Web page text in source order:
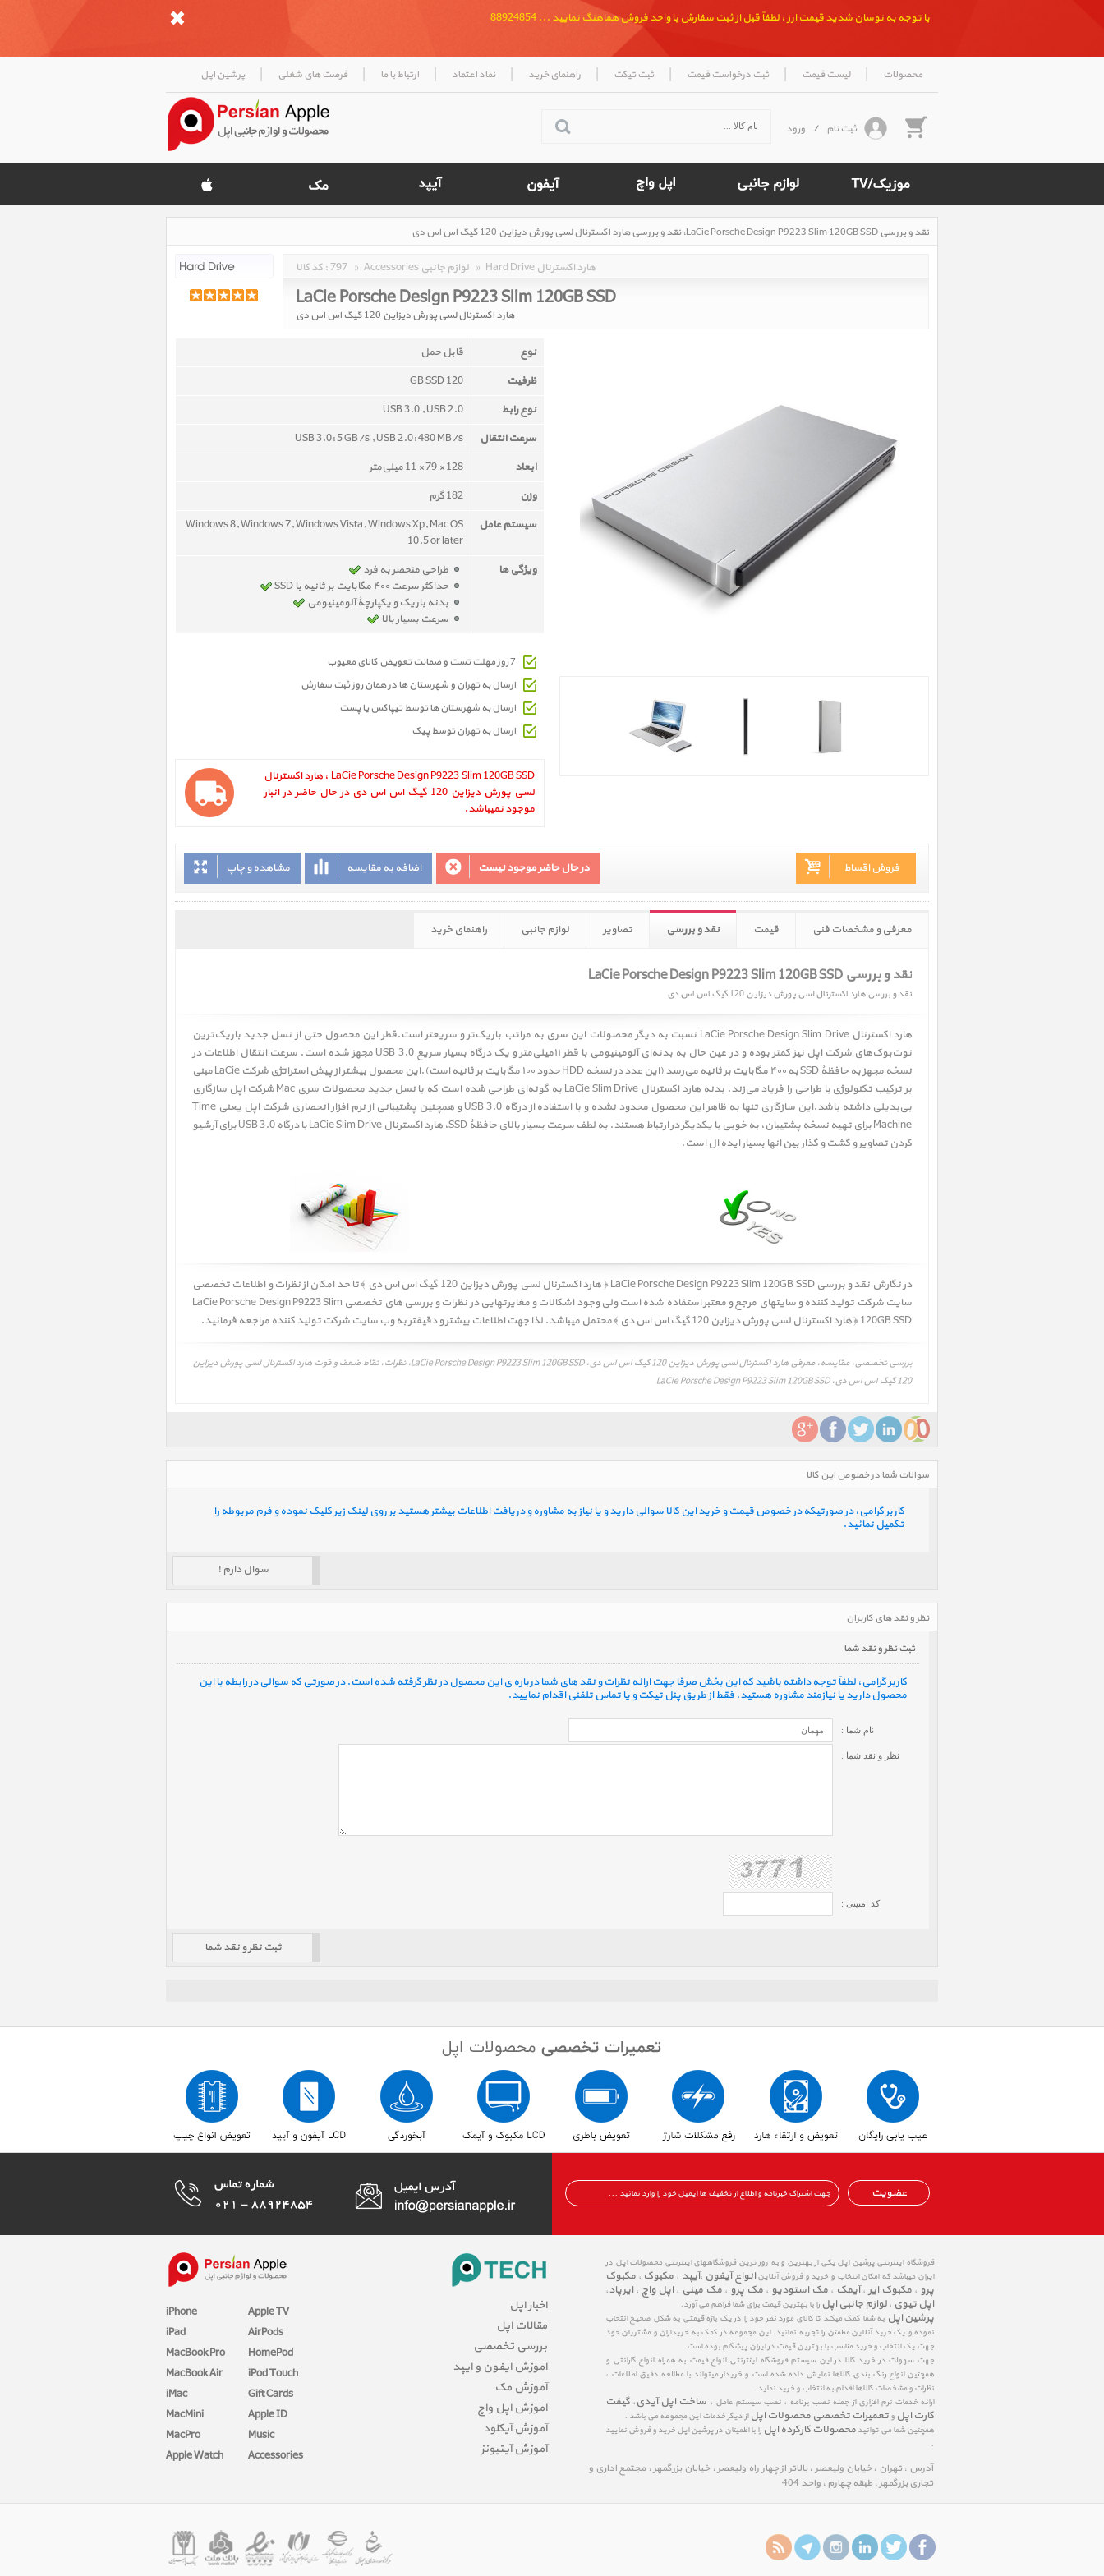
با توجه به نوسان شدید قیمت ارز ، لطفاً قبل از ثبت سفارش با واحد فروش هماهنگ نمایید ... 88924854
محصولات | لیست قیمت | ثبت درخواست قیمت | ثبت تیکت | راهنمای خرید | نماد اعتماد | ارتباط با ما | فرصت های شغلی | پرشین اپل
ثبت نام / ورود
نقد و بررسی LaCie Porsche Design P9223 Slim 120GB SSD، نقد و بررسی هارد اکسترنال لسی پورش دیزاین 120 گیگ اس اس دی
Rated
کد کالا :797 » Accessories لوازم جانبی » Hard Drive هارد اکسترنال
LaCie Porsche Design P9223 Slim 120GB SSD
هارد اکسترنال لسی پورش دیزاین 120 گیگ اس اس دی
نوع
قابل حمل
ظرفیت
120 GB SSD
نوع رابط
USB 3.0 , USB 2.0
سرعت انتقال
USB 3.0: 5 GB/s , USB 2.0: 480 MB/s
ابعاد
128 × 79 × 11 میلی‌متر
وزن
182 گرم
سیستم عامل
Windows 8, Windows 7, Windows Vista, Windows Xp, Mac OS
10.5 or later
ویژگی ها
طراحی منحصر به فرد
حداکثر سرعت ۴۰۰ مگابایت بر ثانیه با SSD
بدنه باریک و یکپارچۀ آلومینیومی
سرعت بسیار بالا
7 روز مهلت تست و ضمانت تعویض کالای معیوب
ارسال به تهران و شهرستان ها در همان روز ثبت سفارش
ارسال به شهرستان ها توسط تیپاکس یا پست
ارسال به تهران توسط پیک
LaCie Porsche Design P9223 Slim 120GB SSD ، هارد اکسترنال
لسی پورش دیزاین 120 گیگ اس اس دی در حال حاضر در انبار
موجود نمیباشد.
مشاهده و چاپ اضافه به مقایسه در حال حاضر موجود نیست فروش اقساط
معرفی و مشخصات فنی قیمت نقد و بررسی تصاویر لوازم جانبی راهنمای خرید
نقد و بررسی LaCie Porsche Design P9223 Slim 120GB SSD
نقد و بررسی هارد اکسترنال لسی پورش دیزاین 120 گیگ اس اس دی
هارد اکسترنال LaCie Porsche Design Slim Drive نسبت به دیگر محصولات این سری به مراتب باریک‌تر و سریعتر است.قطر این محصول حتی از نسل جدید باریک‌ترین
نوت‌بوک‌های شرکت اپل نیز کمتر بوده و در عین حال به بدنه‌ای آلومینیومی با قطر ۱۱میلی‌متر و یک درگاه بسیار سریع USB 3.0 مجهز شده است. سرعت انتقال اطلاعات در
نسخه مجهز به حافظۀ SSD به ۴۰۰ مگابایت بر ثانیه می‌رسد (این عدد در نسخه HDD حدود ۱۰۰ مگابایت بر ثانیه است).این محصول بیشتر از پیش استراتژی شرکت LaCie مبنی
بر ترکیب تکنولوژی با طراحی را فریاد می‌زند. بدنه هارد اکسترنال LaCie Slim Drive به گونه‌ای طراحی شده است که با نسل جدید محصولات سری Mac شرکت اپل سازگاری
بی‌بدیلی داشته باشد.این سازگاری تنها به ظاهر این محصول محدود نشده و با استفاده از درگاه USB 3.0 و همچنین پشتیبانی از نرم افزار انحصاری شرکت اپل یعنی Time
Machine برای تهیه نسخه پشتیبان، به خوبی با یکدیگر در ارتباط هستند. به لطف سرعت بسیار بالای حافظۀ SSD، هارد اکسترنال LaCie Slim Drive با درگاه USB 3.0 برای آرشیو
کردن تصاویر و گشت و گذار بین آنها بسیار ایده آل است.
در نگارش نقد و بررسیLaCie Porsche Design P9223 Slim 120GB SSD ﴿ هارد اکسترنال لسی پورش دیزاین 120 گیگ اس اس دی ﴾
تا حد امکان از نظرات و اطلاعات تخصصی
سایت شرکت تولید کننده و سایتهای مرجع و معتبر استفاده شده است ولی وجود اشکالات و مغایرتهایی در نظرات و بررسی های تخصصی LaCie Porsche Design P9223 Slim
120GB SSD ﴿ هارد اکسترنال لسی پورش دیزاین 120 گیگ اس اس دی ﴾ محتمل میباشد. لذا جهت اطلاعات بیشتر و دقیقتر به وب سایت شرکت تولید کننده مراجعه فرمائید.
بررسی تخصصی، مقایسه، معرفی هارد اکسترنال لسی پورش دیزاین 120 گیگ اس اس دی، LaCie Porsche Design P9223 Slim 120GB SSD، نظرات، نقاط ضعف و قوت هارد اکسترنال لسی پورش دیزاین
120 گیگ اس اس دی، LaCie Porsche Design P9223 Slim 120GB SSD
سوالات شما در خصوص این کالا
کاربر گرامی، در صورتیکه در خصوص قیمت و خرید این کالا سوالی دارید و یا نیاز به مشاوره و دریافت اطلاعات بیشتر هستید بر روی لینک زیر کلیک نموده و فرم مربوطه را
تکمیل نمائید.
سوال دارم !
نظر و نقد های کاربران
ثبت نظر و نقد شما
کاربر گرامی، لطفاً توجه داشته باشید که این بخش صرفا جهت ارائه نظرات و نقد های شما درباره ی این محصول در نظر گرفته شده است. در صورتی که سوالی در رابطه با این
محصول دارید یا نیازمند مشاوره هستید، فقط از طریق پنل تیکت و یا تماس تلفنی اقدام نمایید.
نام شما :
نظر و نقد شما :
کد امنیتی :
عضویت
iPhone
iPad
MacBook Pro
MacBook Air
iMac
MacMini
MacPro
Apple Watch
Apple TV
AirPods
HomePod
iPod Touch
Gift Cards
Apple ID
Music
Accessories
اخبار اپل
مقالات اپل
بررسی تخصصی
آموزش آیفون و آیپد
آموزش مک
آموزش اپل واچ
آموزش آیکلود
آموزش آیتیونز
فروشگاه اینترنتی پرشین اپل یکی از بهترین و به روز ترین فروشگاههای اینترنتی محصولات اپل در
ایران میباشد که امکان انتخاب و خرید و فروش آنلاینانواع آیفون ،آیپد ، مکبوک ، مکبوک
پرو ، مکبوک ایر ، آیمک ، مک استودیو ، مک پرو ، مک مینی ، اپل واچ ، ایرپاد،
اپل تیوی ، لوازم جانبی اپل را با بهترین قیمت برای شما فراهم می آورد.
پرشین اپل به شما کمک میکند تا کالای مورد نظر خود را در یک بازه قیمتی به شکل صحیح انتخاب
نموده و یک خرید آنلاین مطمئن را تجربه نمائید. این مجموعه در کمک به خریداران و مشتریان خود
جهت یک انتخاب و خرید مناسب با بهترین قیمت در ایران پیشگام بوده است.
جهت سهولت در خرید کالا در این سیستم فروشگاه اینترنتی انواع قیمت به همراه انواع گارانتی و
همچنین انواع رنگ بندی کالاها نمایش داده شده است و خریدار میتواند با مطالعه دقیق اطلاعات ،
نظرات و مشخصات کالاها اقدام به انتخاب و خرید نماید.
ارائه خدمات نرم افزاری از جمله نصب برنامه ، نصب سیستم عامل ، ساخت اپل آیدی ، گیفت
کارت اپل و تعمیرات تخصصی محصولات اپل از دیگر خدمات این مجموعه می باشد .
همچنین شما می توانید محصولات کارکرده اپل را با اطمینان در پرشین اپل خرید و فروش نمایید
.
آدرس : تهران ، خیابان ولیعصر ، بالاتر از چهار راه ولیعصر ، خیابان بزرگمهر ، مجتمع اداری و
تجاری بزرگمهر ، طبقه چهارم ، واحد 404